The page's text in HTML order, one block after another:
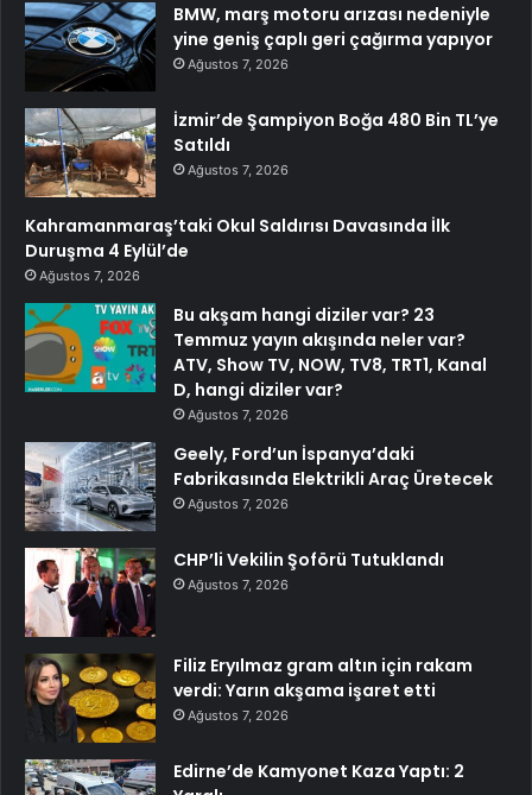
BMW, marş motoru arızası nedeniyle
yine geniş çaplı geri çağırma yapıyor
Ağustos 7, 2026
İzmir’de Şampiyon Boğa 480 Bin TL’ye
Satıldı
Ağustos 7, 2026
Kahramanmaraş’taki Okul Saldırısı Davasında İlk
Duruşma 4 Eylül’de
Ağustos 7, 2026
Bu akşam hangi diziler var? 23
Temmuz yayın akışında neler var?
ATV, Show TV, NOW, TV8, TRT1, Kanal
D, hangi diziler var?
Ağustos 7, 2026
Geely, Ford’un İspanya’daki
Fabrikasında Elektrikli Araç Üretecek
Ağustos 7, 2026
CHP’li Vekilin Şoförü Tutuklandı
Ağustos 7, 2026
Filiz Eryılmaz gram altın için rakam
verdi: Yarın akşama işaret etti
Ağustos 7, 2026
Edirne’de Kamyonet Kaza Yaptı: 2